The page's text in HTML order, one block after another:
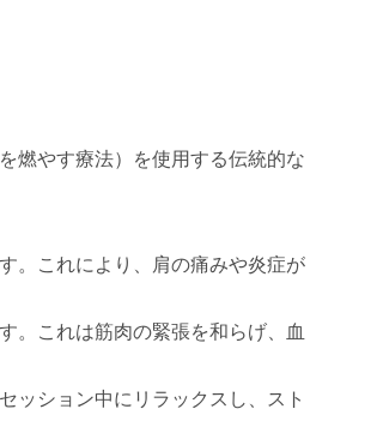
燃やす療法）を使用する伝統的な
。これにより、肩の痛みや炎症が
。これは筋肉の緊張を和らげ、血
ッション中にリラックスし、スト